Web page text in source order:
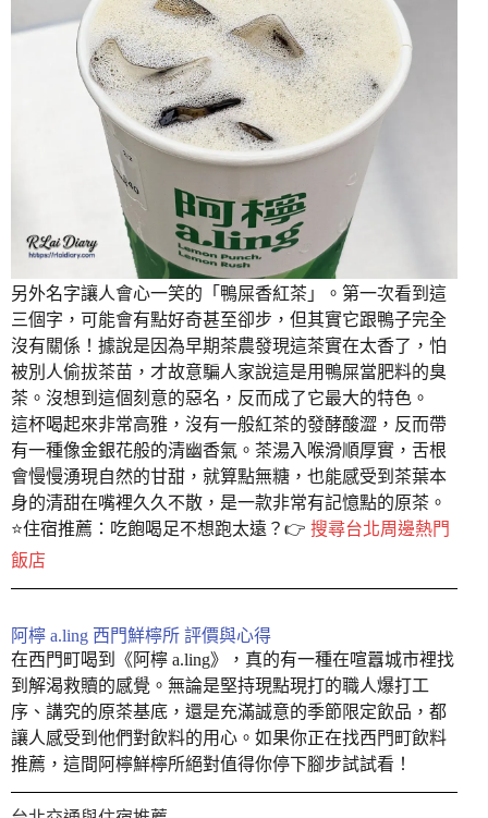
另外名字讓人會心一笑的「鴨屎香紅茶」。第一次看到這
三個字，可能會有點好奇甚至卻步，但其實它跟鴨子完全
沒有關係！據說是因為早期茶農發現這茶實在太香了，怕
被別人偷拔茶苗，才故意騙人家說這是用鴨屎當肥料的臭
茶。沒想到這個刻意的惡名，反而成了它最大的特色。
這杯喝起來非常高雅，沒有一般紅茶的發酵酸澀，反而帶
有一種像金銀花般的清幽香氣。茶湯入喉滑順厚實，舌根
會慢慢湧現自然的甘甜，就算點無糖，也能感受到茶葉本
身的清甜在嘴裡久久不散，是一款非常有記憶點的原茶。
⭐️住宿推薦：吃飽喝足不想跑太遠？👉 搜尋台北周邊熱門
飯店
阿檸 a.ling 西門鮮檸所 評價與心得
在西門町喝到《阿檸 a.ling》，真的有一種在喧囂城市裡找
到解渴救贖的感覺。無論是堅持現點現打的職人爆打工
序、講究的原茶基底，還是充滿誠意的季節限定飲品，都
讓人感受到他們對飲料的用心。如果你正在找西門町飲料
推薦，這間阿檸鮮檸所絕對值得你停下腳步試試看！